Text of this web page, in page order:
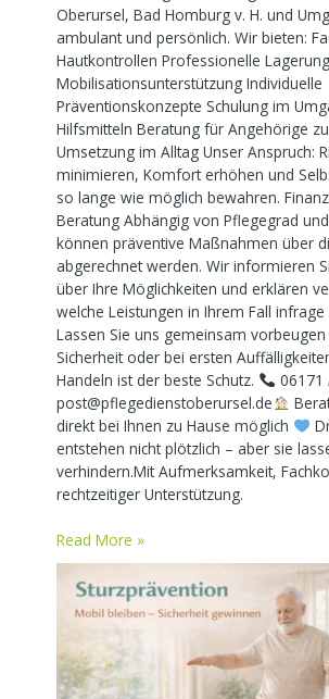
Oberursel, Bad Homburg v. H. und
ambulant und persönlich. Wir bieten:
Hautkontrollen Professionelle
Mobilisationsunterstützung Individuelle
Präventionskonzepte Schulung im
Hilfsmitteln Beratung für Angehörige
Umsetzung im Alltag Unser Anspruch:
minimieren, Komfort erhöhen und
so lange wie möglich bewahren.
Beratung Abhängig von Pflegegrad
können präventive Maßnahmen über
abgerechnet werden. Wir informieren
über Ihre Möglichkeiten und erklären
welche Leistungen in Ihrem Fall
Lassen Sie uns gemeinsam
Sicherheit oder bei ersten
Handeln ist der beste Schutz.
06171
post@pflegedienstoberursel.de
direkt bei Ihnen zu Hause möglich
entstehen nicht plötzlich – aber sie
verhindern.Mit Aufmerksamkeit,
rechtzeitiger Unterstützung.
Read More »
Schutz,
Mobilität
und
Lebensqualität